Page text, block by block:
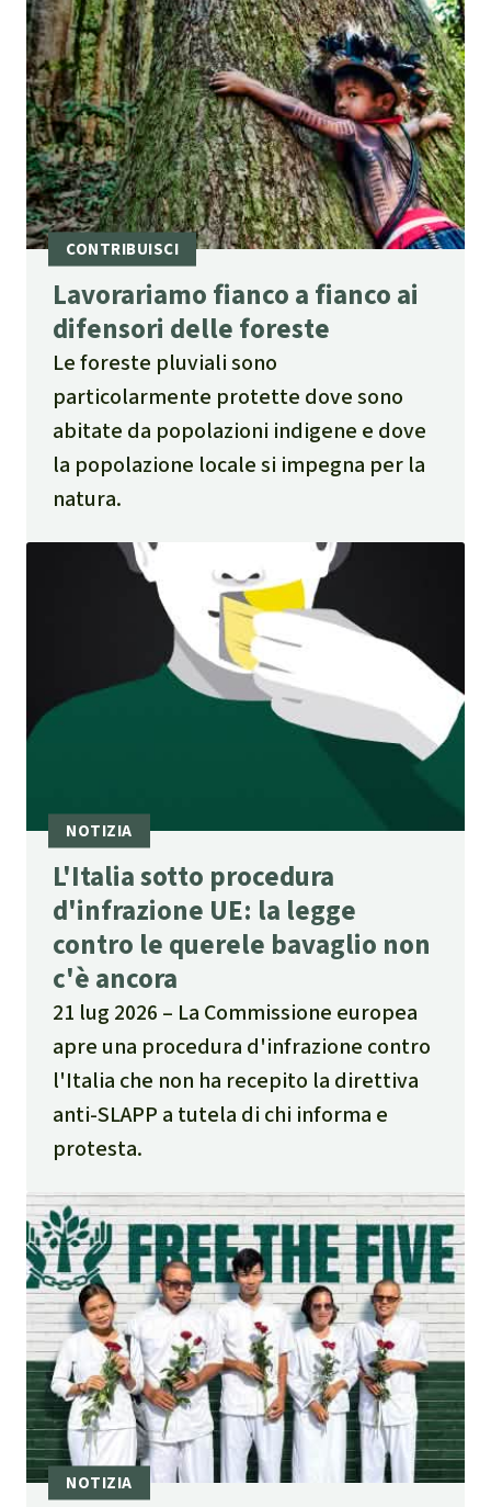
Lavorariamo fianco a fianco ai
difensori delle foreste
Le foreste pluviali sono
particolarmente protette dove sono
abitate da popolazioni indigene e dove
la popolazione locale si impegna per la
natura.
L'Italia sotto procedura
d'infrazione UE: la legge
contro le querele bavaglio non
c'è ancora
21 lug 2026
La Commissione europea
apre una procedura d'infrazione contro
l'Italia che non ha recepito la direttiva
anti-SLAPP a tutela di chi informa e
protesta.